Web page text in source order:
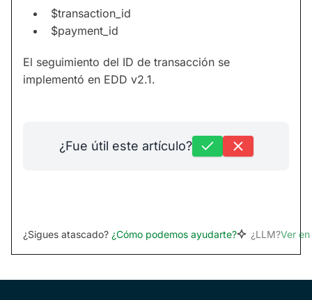
$transaction_id
$payment_id
El seguimiento del ID de transacción se
implementó en EDD v2.1.
¿Fue útil este artículo?
¿Sigues atascado? ¿Cómo podemos ayudarte? ¿LLM?Ver